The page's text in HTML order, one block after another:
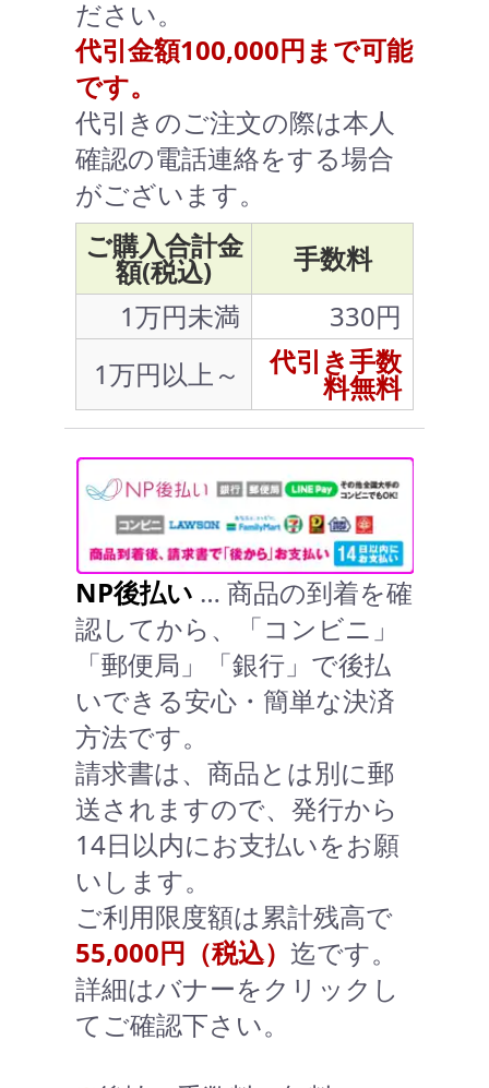
ださい。
代引金額100,000円まで可能
です。
代引きのご注文の際は本人
確認の電話連絡をする場合
がございます。
ご購入合計金
額(税込)
手数料
1万円未満
330円
1万円以上～
代引き手数
料無料
NP後払い … 商品の到着を確
認してから、「コンビニ」
「郵便局」「銀行」で後払
いできる安心・簡単な決済
方法です。
請求書は、商品とは別に郵
送されますので、発行から
14日以内にお支払いをお願
いします。
ご利用限度額は累計残高で
55,000円（税込） 迄です。
詳細はバナーをクリックし
てご確認下さい。